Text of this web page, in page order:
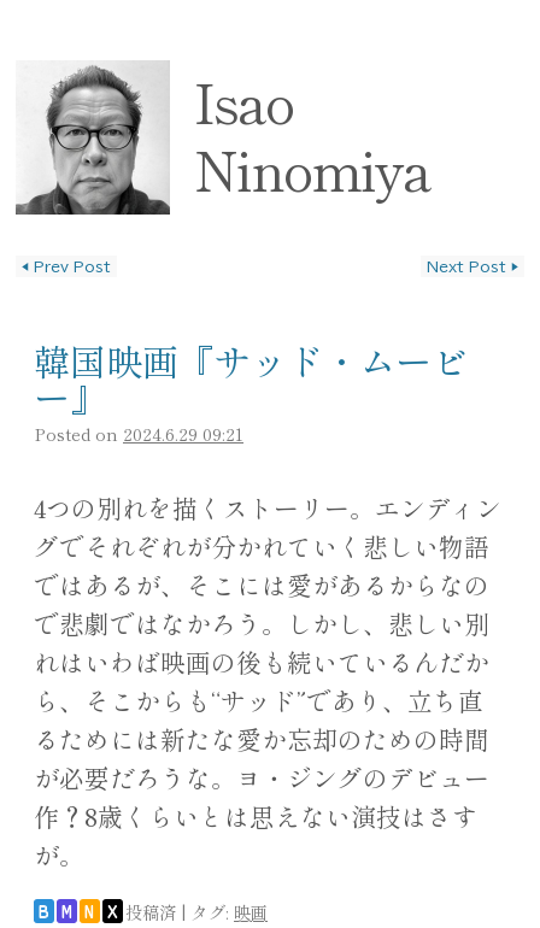
Isao
Ninomiya
◀ Prev Post Next Post ▶
韓国映画『サッド・ムービ
ー』
Posted on 2024.6.29 09:21
4つの別れを描くストーリー。エンディン
グでそれぞれが分かれていく悲しい物語
ではあるが、そこには愛があるからなの
で悲劇ではなかろう。しかし、悲しい別
れはいわば映画の後も続いているんだか
ら、そこからも“サッド”であり、立ち直
るためには新たな愛か忘却のための時間
が必要だろうな。ヨ・ジングのデビュー
作？8歳くらいとは思えない演技はさす
が。
B M N X 投稿済 | タグ: 映画